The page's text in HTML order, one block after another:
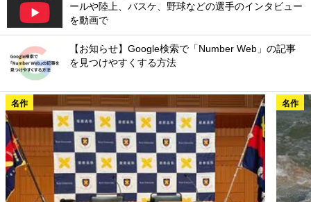
ールや陸上、バスケ、野球などの選手のインタビュー
を動画で
【お知らせ】Google検索で「Number Web」の記事
を見つけやすくする方法
名作 名作